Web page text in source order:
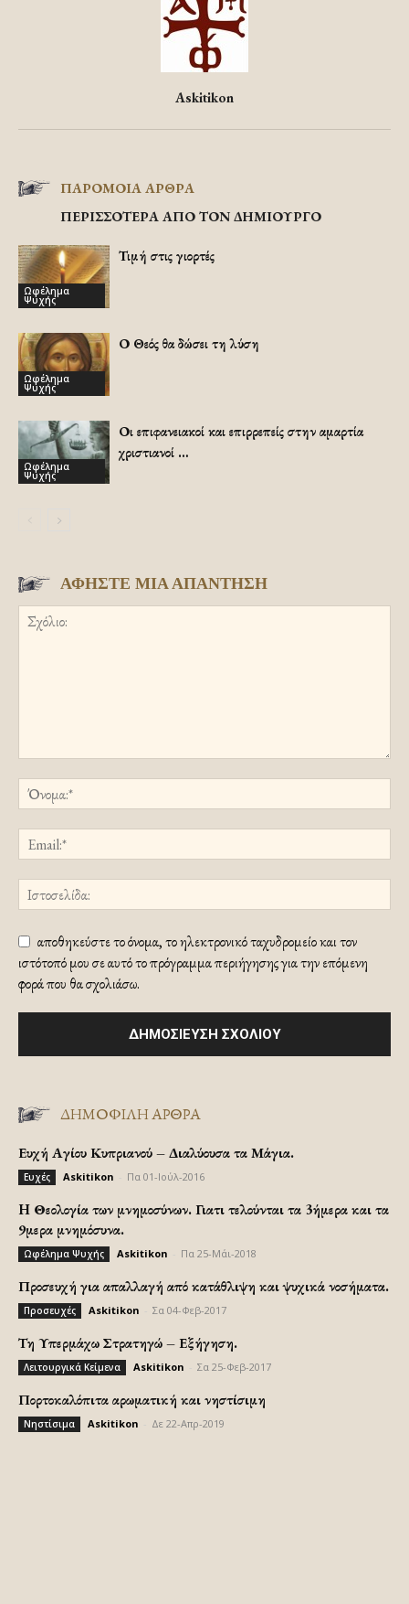
Askitikon
ΠΑΡΟΜΟΙΑ ΑΡΘΡΑ
ΠΕΡΙΣΣΟΤΕΡΑ ΑΠΟ ΤΟΝ ΔΗΜΙΟΥΡΓΟ
Ωφέλημα
Ψυχής
Τιμή στις γιορτές
Ωφέλημα
Ψυχής
Ο Θεός θα δώσει τη λύση
Ωφέλημα
Ψυχής
Οι επιφανειακοί και επιρρεπείς στην αμαρτία
χριστιανοί …
ΑΦΗΣΤΕ ΜΙΑ ΑΠΑΝΤΗΣΗ
αποθηκεύστε το όνομα, το ηλεκτρονικό ταχυδρομείο και τον
ιστότοπό μου σε αυτό το πρόγραμμα περιήγησης για την επόμενη
φορά που θα σχολιάσω.
ΔΗΜΟΦΙΛΗ ΑΡΘΡΑ
Ευχή Αγίου Κυπριανού – Διαλύουσα τα Μάγια.
Ευχές Askitikon Πα 01-Ιούλ-2016
H Θεολογία των μνημοσύνων. Γιατι τελούνται τα 3ήμερα και τα
9μερα μνημόσυνα.
Ωφέλημα Ψυχής Askitikon Πα 25-Μάι-2018
Προσευχή για απαλλαγή από κατάθλιψη και ψυχικά νοσήματα.
Προσευχές Askitikon Σα 04-Φεβ-2017
Τη Υπερμάχω Στρατηγώ – Εξήγηση.
Λειτουργικά Κείμενα Askitikon Σα 25-Φεβ-2017
Πορτοκαλόπιτα αρωματική και νηστίσιμη
Νηστίσιμα Askitikon Δε 22-Απρ-2019